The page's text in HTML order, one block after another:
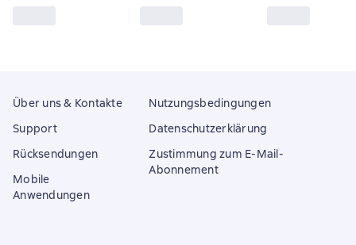
Über uns & Kontakte
Support
Rücksendungen
Mobile
Anwendungen
Nutzungsbedingungen
Datenschutzerklärung
Zustimmung zum E-Mail-
Abonnement